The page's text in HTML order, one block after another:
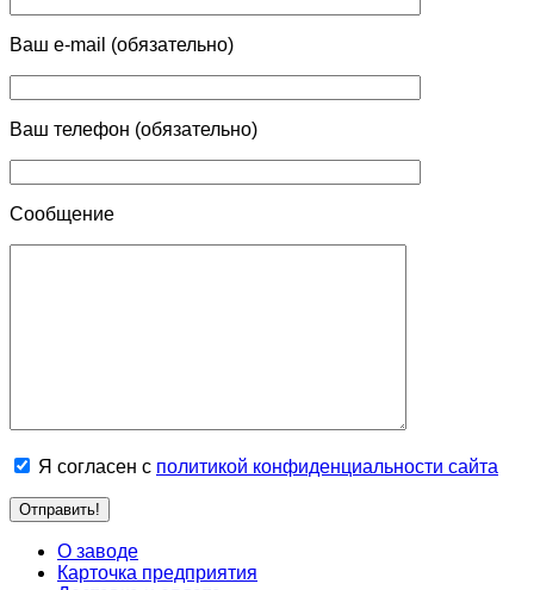
Ваш e-mail (обязательно)
Ваш телефон (обязательно)
Сообщение
Я согласен с политикой конфиденциальности сайта
О заводе
Карточка предприятия